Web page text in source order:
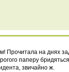
Прочитала на днях
паперу
звичайно ж.